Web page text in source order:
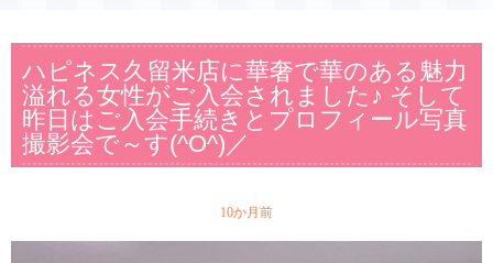
ハピネス久留米店に華奢で華のある魅力
溢れる女性がご入会されました♪ そして
昨日はご入会手続きとプロフィール写真
撮影会で～す(^O^)／
10か月前